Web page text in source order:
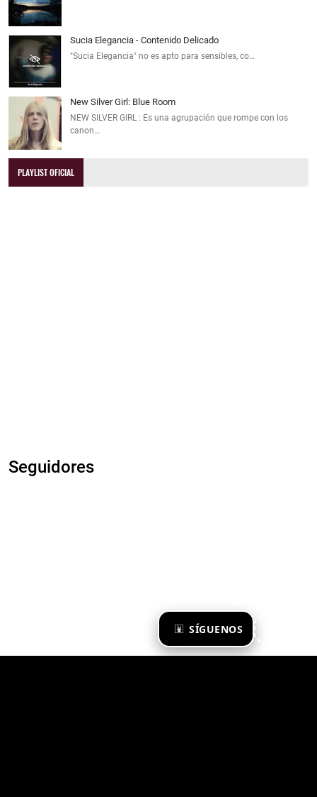
SÍGUENOS
Sucia Elegancia - Contenido Delicado
"Sucia Elegancia" no es apto para sensibles, co…
New Silver Girl: Blue Room
NEW SILVER GIRL : Es una agrupación que rompe con los
canon…
PLAYLIST OFICIAL
Seguidores